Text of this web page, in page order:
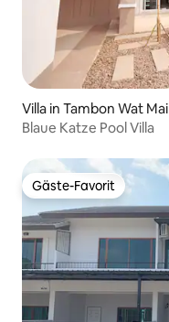
Villa in Tambon Wat Mai
Blaue Katze Pool Villa
Gäste-Favorit
Gäste-Favorit